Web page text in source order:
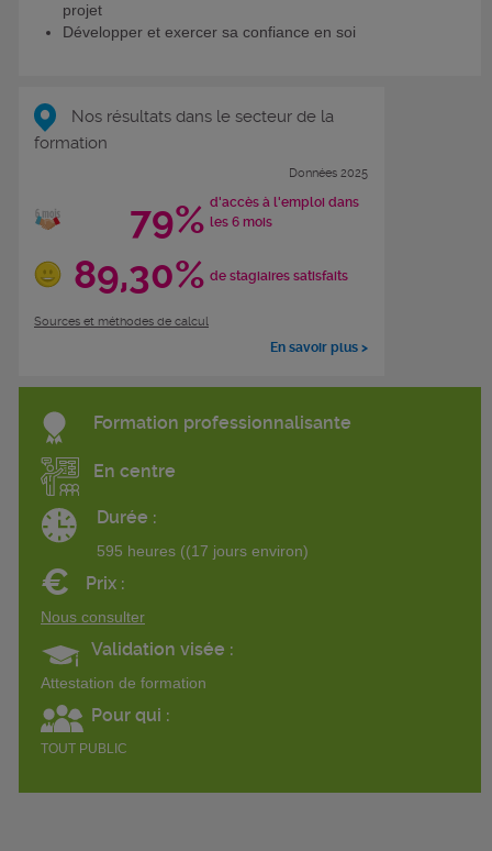
projet
Développer et exercer sa confiance en soi
Nos résultats dans le secteur de la
formation
Données 2025
79% d'accès à l'emploi dans
les 6 mois
89,30% de stagiaires satisfaits
Sources et méthodes de calcul
En savoir plus >
Formation professionnalisante
En centre
Durée :
595 heures ((17 jours environ)
€ Prix :
Nous consulter
Validation visée :
Attestation de formation
Pour qui :
TOUT PUBLIC